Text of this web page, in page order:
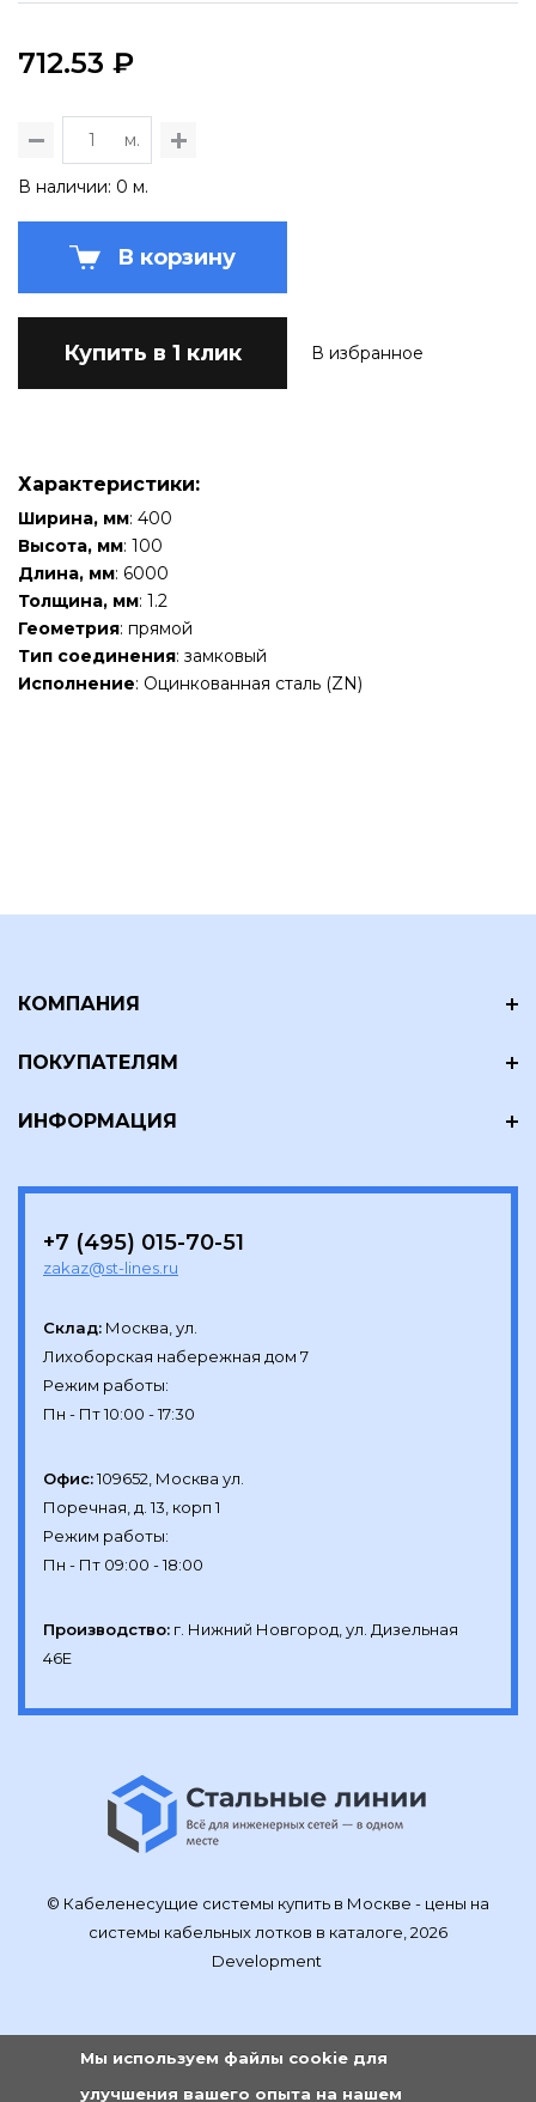
712.53 ₽
м.
В наличии: 0 м.
В корзину
Купить в 1 клик В избранное
Характеристики:
Ширина, мм: 400
Высота, мм: 100
Длина, мм: 6000
Толщина, мм: 1.2
Геометрия: прямой
Тип соединения: замковый
Исполнение: Оцинкованная сталь (ZN)
КОМПАНИЯ
ПОКУПАТЕЛЯМ
ИНФОРМАЦИЯ
+7 (495) 015-70-51
zakaz@st-lines.ru
Склад: Москва, ул.
Лихоборская набережная дом 7
Режим работы:
Офис:109652, Москва ул.
Поречная, д. 13, корп 1
Режим работы:
Производство: г. Нижний Новгород, ул. Дизельная
46Е
© Кабеленесущие системы купить в Москве - цены на
системы кабельных лотков в каталоге, 2026
Development
Мы используем файлы cookie для
улучшения вашего опыта на нашем